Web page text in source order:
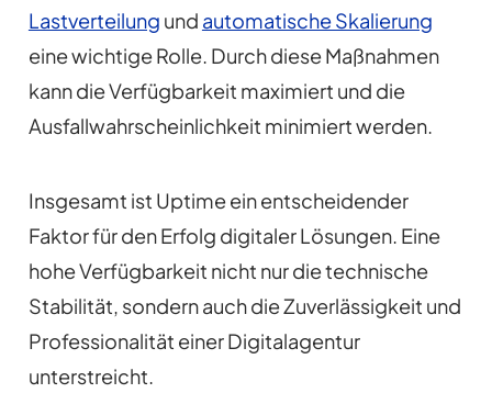
Lastverteilung und automatische Skalierung
eine wichtige Rolle. Durch diese Maßnahmen
kann die Verfügbarkeit maximiert und die
Ausfallwahrscheinlichkeit minimiert werden.
Insgesamt ist Uptime ein entscheidender
Faktor für den Erfolg digitaler Lösungen. Eine
hohe Verfügbarkeit nicht nur die technische
Stabilität, sondern auch die Zuverlässigkeit und
Professionalität einer Digitalagentur
unterstreicht.